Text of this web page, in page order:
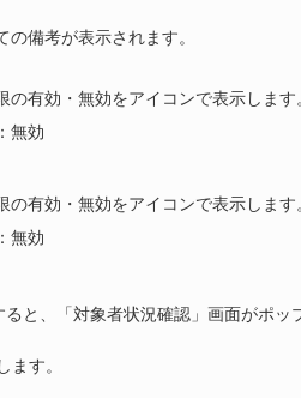
の備考が表示されます。
の有効・無効をアイコンで表示します
：無効
の有効・無効をアイコンで表示します
：無効
ると、「対象者状況確認」画面がポ
ます。